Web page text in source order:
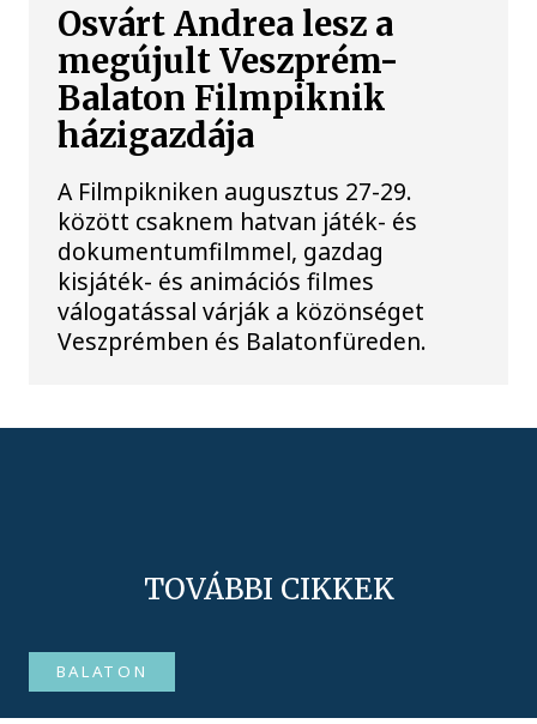
Osvárt Andrea lesz a
megújult Veszprém-
Balaton Filmpiknik
házigazdája
A Filmpikniken augusztus 27-29.
között csaknem hatvan játék- és
dokumentumfilmmel, gazdag
kisjáték- és animációs filmes
válogatással várják a közönséget
Veszprémben és Balatonfüreden.
TOVÁBBI CIKKEK
BALATON